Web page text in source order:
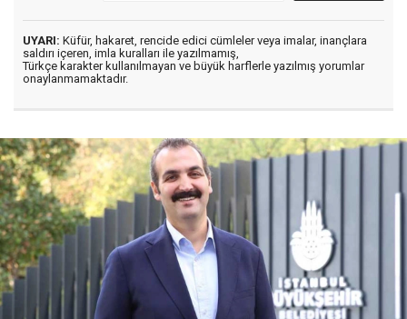
UYARI: Küfür, hakaret, rencide edici cümleler veya imalar, inançlara
saldırı içeren, imla kuralları ile yazılmamış,
Türkçe karakter kullanılmayan ve büyük harflerle yazılmış yorumlar
onaylanmamaktadır.